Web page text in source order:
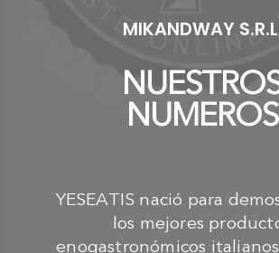
MIKANDWAY
NUMEROS
YESEATIS nació para
los mejores
enogastronómicos